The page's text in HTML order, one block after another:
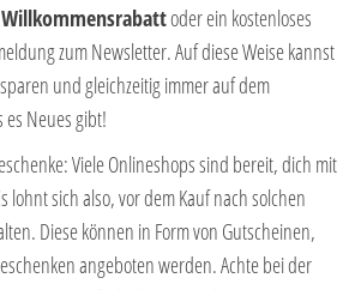
oder ein kostenloses
zum Newsletter. Auf diese Weise kannst
und gleichzeitig immer auf dem
Neues gibt!
Viele Onlineshops sind bereit, dich mit
lohnt sich also, vor dem Kauf nach solchen
Diese können in Form von Gutscheinen,
angeboten werden. Achte bei der